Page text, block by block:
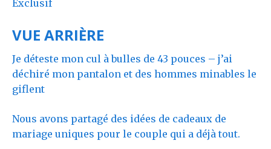
Exclusif
VUE ARRIÈRE
Je déteste mon cul à bulles de 43 pouces – j’ai
déchiré mon pantalon et des hommes minables le
giflent
Nous avons partagé des idées de cadeaux de
mariage uniques pour le couple qui a déjà tout.